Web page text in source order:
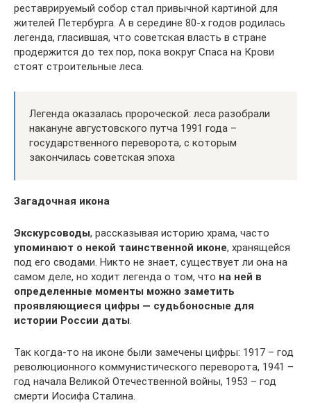
реставрируемый собор стал привычной картиной для
жителей Петербурга. А в середине 80-х годов родилась
легенда, гласившая, что советская власть в стране
продержится до тех пор, пока вокруг Спаса на Крови
стоят строительные леса.
Легенда оказалась пророческой: леса разобрали
накануне августовского путча 1991 года –
государственного переворота, с которым
закончилась советская эпоха
Загадочная икона
Экскурсоводы, рассказывая историю храма, часто
упоминают о некой таинственной иконе, хранящейся
под его сводами. Никто не знает, существует ли она на
самом деле, но ходит легенда о том, что на ней в
определенные моменты можно заметить
проявляющиеся цифры — судьбоносные для
истории России даты.
Так когда-то на иконе были замечены цифры: 1917 – год
революционного коммунистического переворота, 1941 –
год начала Великой Отечественной войны, 1953 – год
смерти Иосифа Сталина.